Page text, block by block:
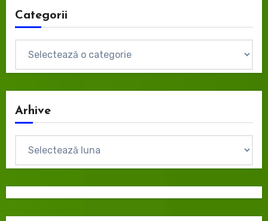
Categorii
Arhive